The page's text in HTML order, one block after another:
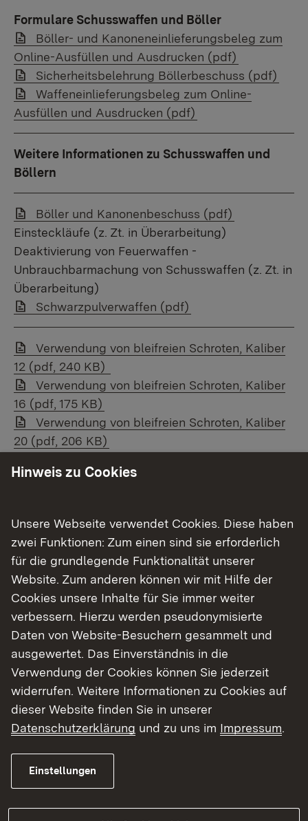
Formulare Schusswaffen und Böller
Link auf Datei:
Böller- und Kanoneneinlieferungsbeleg zum
Online-Ausfüllen und Ausdrucken (pdf)
Link auf Datei:
Sicherheitsbelehrung Böllerbeschuss (pdf)
Link auf Datei:
Waffeneinlieferungsbeleg zum Online-
Ausfüllen und Ausdrucken (pdf)
Weitere Informationen zu Schusswaffen und
Böllern
Link auf Datei:
Böller und Kanonenbeschuss (pdf)
Einsteckläufe (z. Zt. in Überarbeitung)
Deaktivierung von Feuerwaffen -
Unbrauchbarmachung von Schusswaffen (z. Zt. in
Überarbeitung)
Link auf Datei:
Schwarzpulverwaffen (pdf)
Link auf Datei:
Verwendung von bleifreien Schroten, Kaliber
12 (pdf, 240 KB)
Link auf Datei:
Verwendung von bleifreien Schroten, Kaliber
16 (pdf, 175 KB)
Link auf Datei:
Verwendung von bleifreien Schroten, Kaliber
20 (pdf, 206 KB)
Formulare Munition
Link auf Datei:
Gasdruckmessung, Energiebestimmung und
Zulassung (pdf)
Link auf Datei:
Antrag auf Zulassung von
Munition/Fabrikationskontrolle(pdf)
Link auf Datei:
Antrag auf Zertifizierung/Erprobung von
Patronen (pdf)
Weitere Informationen Munition
Link auf Datei:
Munitionszulassung Hersteller ohne
Messkompetenz (pdf)
Gebühren, Entgelte und AGBs des EBBW
Hinweis zu Cookies
Unsere Webseite verwendet Cookies. Diese haben
zwei Funktionen: Zum einen sind sie erforderlich
für die grundlegende Funktionalität unserer
Website. Zum anderen können wir mit Hilfe der
Cookies unsere Inhalte für Sie immer weiter
verbessern. Hierzu werden pseudonymisierte
Daten von Website-Besuchern gesammelt und
ausgewertet. Das Einverständnis in die
Verwendung der Cookies können Sie jederzeit
widerrufen. Weitere Informationen zu Cookies auf
dieser Website finden Sie in unserer
Datenschutzerklärung und zu uns im Impressum.
Einstellungen